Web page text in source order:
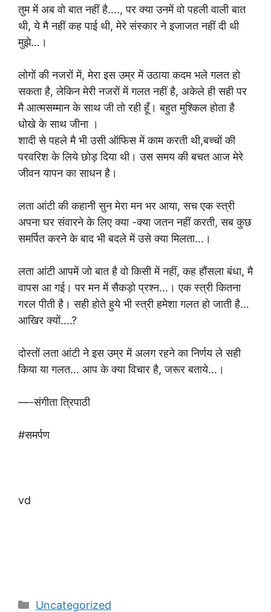
तुम में अब वो बात नहीं है…., पर क्या उनमें वो पहली वाली बात
थी, ये मै नहीं कह पाई थी, मेरे संस्कार ने इजाजत नहीं दी थी
मुझे…।
लोगों की नजरों में, मेरा इस उम्र में उठाया कदम भले गलत हो
सकता है, लेकिन मेरी नजरों में गलत नहीं है, अकेले ही सही पर
मै आत्मसम्मान के साथ जी तो रही हूँ। बहुत मुश्किल होता है
धोखे के साथ जीना ।
शादी से पहले मै भी उसी ऑफिस में काम करती थी,बच्चों की
परवरिश के लिये छोड़ दिया थी। उस समय की बचत आज मेरे
जीवन यापन का साधन है।
लता आंटी की कहानी सुन मेरा मन भर आया, सच एक स्त्री
अपना घर संवारने के लिए क्या -क्या जतन नहीं करती, सब कुछ
समर्पित करने के बाद भी बदले में उसे क्या मिलता…।
लता आंटी आपमें जो बात है वो किसी में नहीं, कह हौंसला बंधा, मै
वापस आ गई। पर मन में सैकड़ो प्रश्न…। एक स्त्री कितना
गरल पीती है। सही होते हुये भी स्त्री हमेशा गलत हो जाती है…
आखिर क्यों….?
दोस्तों लता आंटी ने इस उम्र में अलग रहने का निर्णय ले सही
किया या गलत… आप के क्या विचार है, जरूर बताये…।
—-संगीता त्रिपाठी
#समर्पण
vd
Categories
Uncategorized